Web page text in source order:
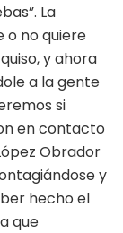
La
o no quiere
y ahora
a la gente
si
en contacto
Obrador
y
hecho el
que